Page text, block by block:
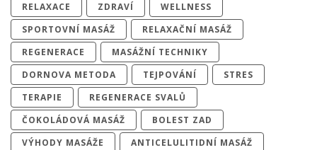
RELAXACE ZDRAVÍ
WELLNESS
SPORTOVNÍ MASÁŽ
RELAXAČNÍ MASÁŽ
REGENERACE
MASÁŽNÍ TECHNIKY
DORNOVA METODA
TEJPOVÁNÍ
STRES
TERAPIE
REGENERACE SVALŮ
ČOKOLÁDOVÁ MASÁŽ
BOLEST ZAD
VÝHODY MASÁŽE
ANTICELULITIDNÍ MASÁŽ